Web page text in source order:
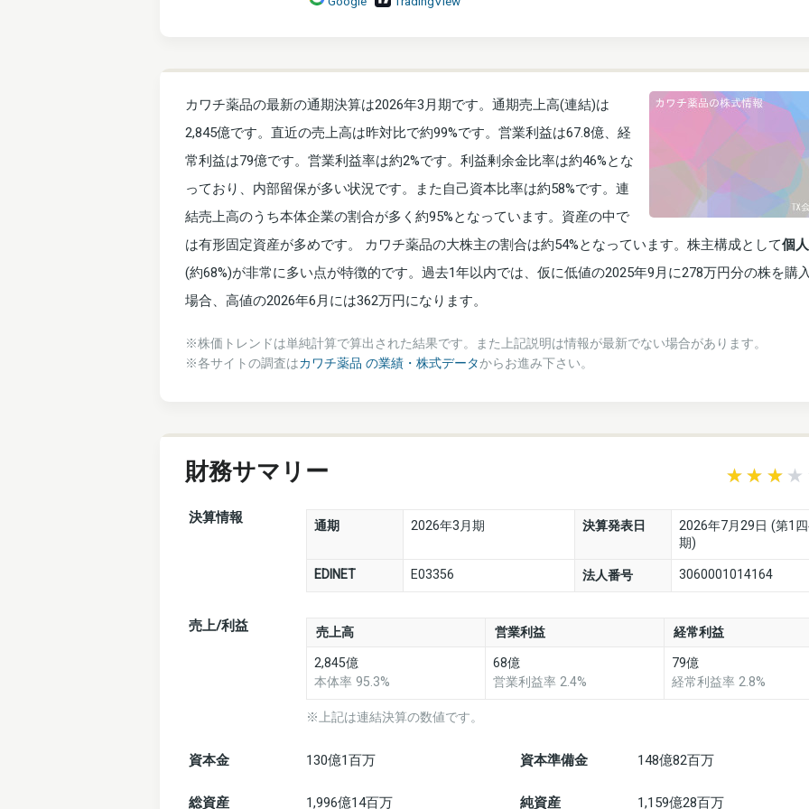
カワチ薬品の最新の通期決算は2026年3月期です。通期売上高(連結)は
2,845億です。直近の売上高は昨対比で約99%です。営業利益は67.8億、経
常利益は79億です。営業利益率は約2%です。利益剰余金比率は約46%とな
っており、内部留保が多い状況です。また自己資本比率は約58%です。連
結売上高のうち本体企業の割合が多く約95%となっています。資産の中で
は有形固定資産が多めです。 カワチ薬品の大株主の割合は約54%となっています。株主構成として個
(約68%)が非常に多い点が特徴的です。過去1年以内では、仮に低値の2025年9月に278万円分の株を購
場合、高値の2026年6月には362万円になります。
※株価トレンドは単純計算で算出された結果です。また上記説明は情報が最新でない場合があります。
※各サイトの調査はカワチ薬品 の業績・株式データからお進み下さい。
財務サマリー
決算情報 通期 2026年3月期 決算発表日
2026年7月29日 (第1
期)
EDINET E03356 法人番号 3060001014164
売上/利益 売上高 営業利益 経常利益
2,845億
本体率 95.3%
68億
営業利益率 2.4%
79億
経常利益率 2.8%
※上記は連結決算の数値です。
資本金 130億1百万 資本準備金 148億82百万
総資産
1,996億14百万
純資産 1,159億28百万